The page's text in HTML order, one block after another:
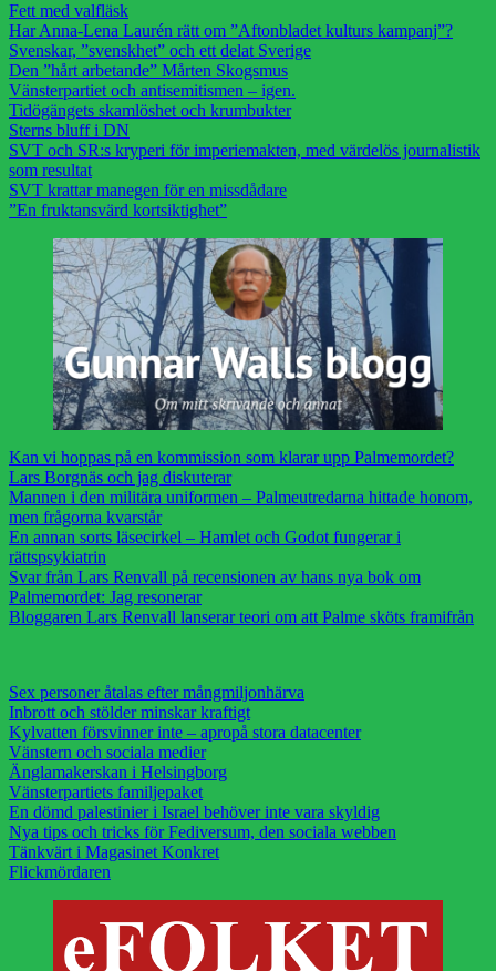
Fett med valfläsk
Har Anna-Lena Laurén rätt om ”Aftonbladet kulturs kampanj”?
Svenskar, ”svenskhet” och ett delat Sverige
Den ”hårt arbetande” Mårten Skogsmus
Vänsterpartiet och antisemitismen – igen.
Tidögängets skamlöshet och krumbukter
Sterns bluff i DN
SVT och SR:s kryperi för imperiemakten, med värdelös journalistik
som resultat
SVT krattar manegen för en missdådare
”En fruktansvärd kortsiktighet”
Kan vi hoppas på en kommission som klarar upp Palmemordet?
Lars Borgnäs och jag diskuterar
Mannen i den militära uniformen – Palmeutredarna hittade honom,
men frågorna kvarstår
En annan sorts läsecirkel – Hamlet och Godot fungerar i
rättspsykiatrin
Svar från Lars Renvall på recensionen av hans nya bok om
Palmemordet: Jag resonerar
Bloggaren Lars Renvall lanserar teori om att Palme sköts framifrån
Sex personer åtalas efter mångmiljonhärva
Inbrott och stölder minskar kraftigt
Kylvatten försvinner inte – apropå stora datacenter
Vänstern och sociala medier
Änglamakerskan i Helsingborg
Vänsterpartiets familjepaket
En dömd palestinier i Israel behöver inte vara skyldig
Nya tips och tricks för Fediversum, den sociala webben
Tänkvärt i Magasinet Konkret
Flickmördaren